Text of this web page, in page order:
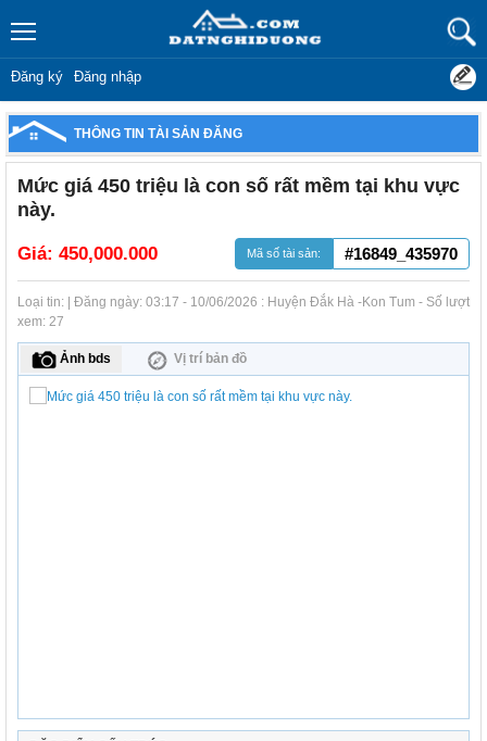
Đăng ký Đăng nhập
THÔNG TIN TÀI SẢN ĐĂNG
Mức giá 450 triệu là con số rất mềm tại khu vực
này.
Giá: 450,000.000 Mã số tài sản: #16849_435970
Loại tin: | Đăng ngày: 03:17 - 10/06/2026 : Huyện Đắk Hà -Kon Tum - Số lượt
xem: 27
Ảnh bds Vị trí bản đồ